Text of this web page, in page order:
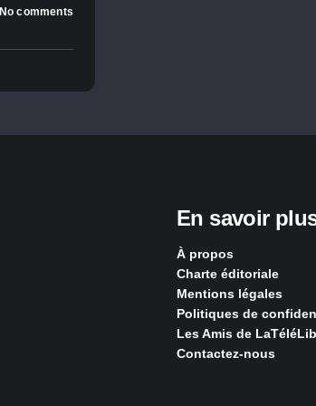
No comments
En savoir
À propos
Charte éditoriale
Mentions légales
Politiques de
Les Amis de
Contactez-nous